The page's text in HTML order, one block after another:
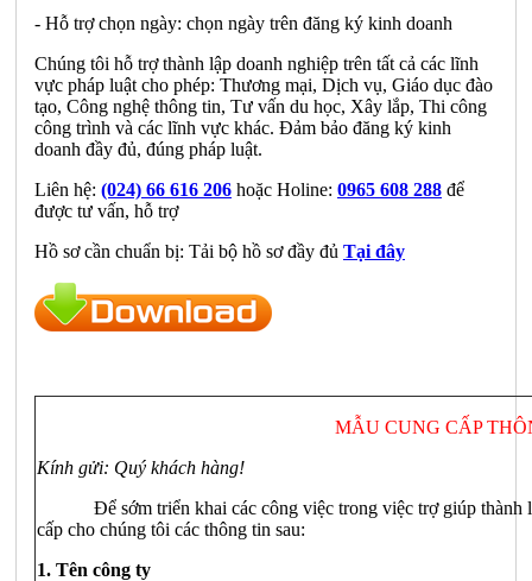
- Hỗ trợ chọn ngày: chọn ngày trên đăng ký kinh doanh
Chúng tôi hỗ trợ thành lập doanh nghiệp trên tất cả các lĩnh
vực pháp luật cho phép: Thương mại, Dịch vụ, Giáo dục đào
tạo, Công nghệ thông tin, Tư vấn du học, Xây lắp, Thi công
công trình và các lĩnh vực khác. Đảm bảo đăng ký kinh
doanh đầy đủ, đúng pháp luật.
Liên hệ: (024) 66 616 206 hoặc Holine: 0965 608 288 để
được tư vấn, hỗ trợ
Hồ sơ cần chuẩn bị: Tải bộ hồ sơ đầy đủ Tại đây
MẪU CUNG CẤP
Kính gửi: Quý khách hàng!
Để sớm triển khai các công việc trong việc trợ giúp
cấp cho chúng tôi các thông tin sau:
1. Tên công ty